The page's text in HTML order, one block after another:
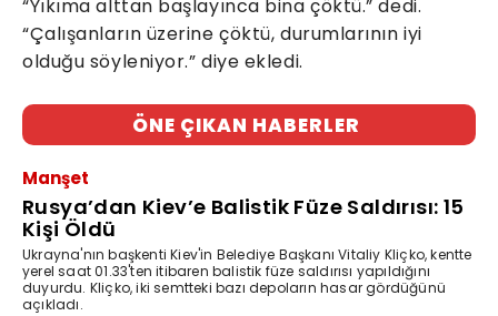
“Yıkıma alttan başlayınca bina çöktü.” dedi.
“Çalışanların üzerine çöktü, durumlarının iyi
olduğu söyleniyor.” diye ekledi.
ÖNE ÇIKAN HABERLER
Manşet
Rusya’dan Kiev’e Balistik Füze Saldırısı: 15
Kişi Öldü
Ukrayna'nın başkenti Kiev'in Belediye Başkanı Vitaliy Kliçko, kentte
yerel saat 01.33'ten itibaren balistik füze saldırısı yapıldığını
duyurdu. Kliçko, iki semtteki bazı depoların hasar gördüğünü
açıkladı.